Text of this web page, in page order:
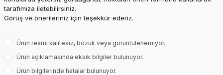
tarafımıza iletebilirsiniz.
Görüş ve önerileriniz için teşekkür ederiz.
Ürün resmi kalitesiz, bozuk veya görüntülenemiyor.
Ürün açıklamasında eksik bilgiler bulunuyor.
Ürün bilgilerinde hatalar bulunuyor.